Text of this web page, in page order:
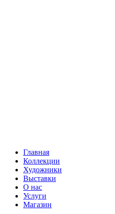
Главная
Коллекции
Художники
Выставки
О нас
Услуги
Магазин